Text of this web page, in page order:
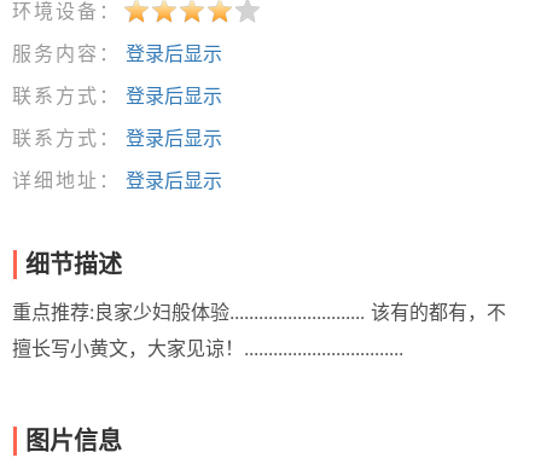
环境设备：
服务内容：
登录后显示
联系方式：
登录后显示
联系方式：
登录后显示
详细地址：
登录后显示
细节描述
重点推荐:良家少妇般体验............................ 该有的都有，不
擅长写小黄文，大家见谅！.................................
图片信息